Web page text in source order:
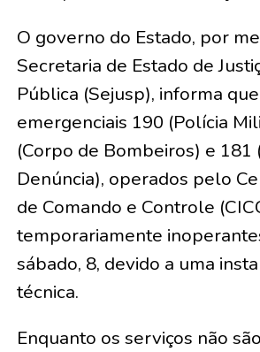
O governo do Estado, por
Secretaria de Estado de
Pública (Sejusp), informa
emergenciais 190 (Polícia
(Corpo de Bombeiros) e 181
Denúncia), operados pelo
de Comando e Controle
temporariamente
sábado, 8, devido a uma
técnica.
Enquanto os serviços não são